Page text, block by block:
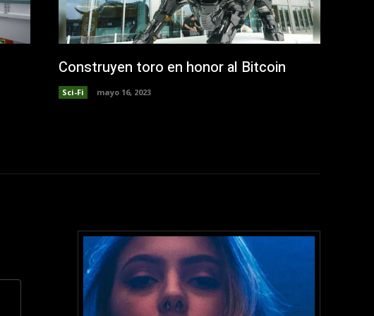
Construyen toro en honor al Bitcoin
Sci-Fi mayo 16, 2023